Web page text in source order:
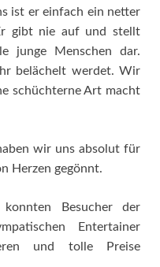
ist er einfach ein netter
gibt nie auf und stellt
junge Menschen dar.
belächelt werdet. Wir
schüchterne Art macht
wir uns absolut für
Herzen gegönnt.
Besucher der
Entertainer
und tolle Preise